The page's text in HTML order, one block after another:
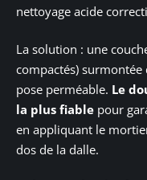
nettoyage acide
La solution : une
compactés)
pose perméable. Le
la plus fiable pour
en appliquant le
dos de la dalle.